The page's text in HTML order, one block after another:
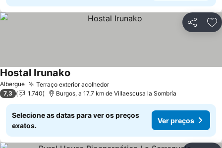
Partilhar
Albergue Terraço exterior acolhedorVer preços
Hostal Irunako
7,3 1.740 Burgos, a 17.7 km de Villaescusa la Sombría
Selecione as datas para ver os preços
exatos.
Ver preços